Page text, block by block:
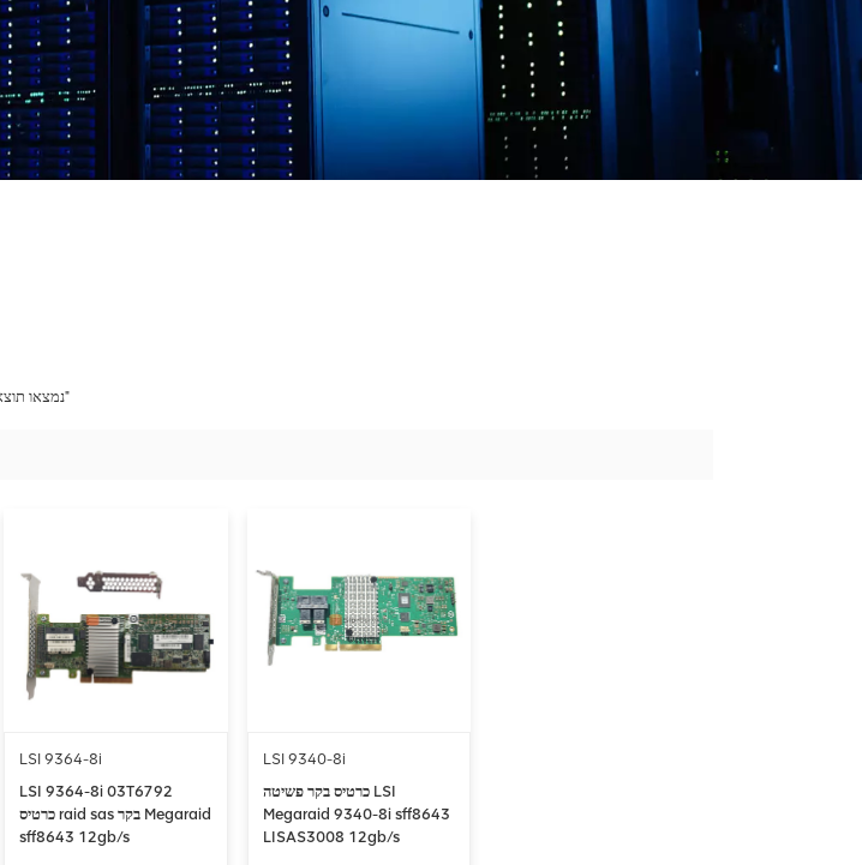
3 נמצאו תוצאות עבור "פשיטות בכמות גדולה למכירה"
LSI 9364-8i
LSI 9364-8i 03T6792
כרטיס raid sas בקר Megaraid
sff8643 12gb/s
LSI 9340-8i
כרטיס בקר פשיטה LSI
Megaraid 9340-8i sff8643
LISAS3008 12gb/s